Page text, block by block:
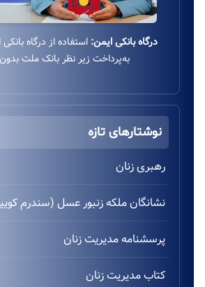
درگاه بانکی ایمن: استفاده از درگاه
به‌پرداخت زیر نظر بانک ملت
نوشتارهای تازه
رهبری زنان
نشانگان ملکه زنبور عسل (سندرم
پرسشنامه مدیریت زنان
کتاب مدیریت زنان